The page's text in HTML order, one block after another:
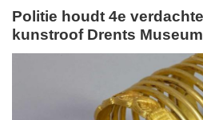
Politie houdt 4e verdachte aan in onderzoek
kunstroof Drents Museum